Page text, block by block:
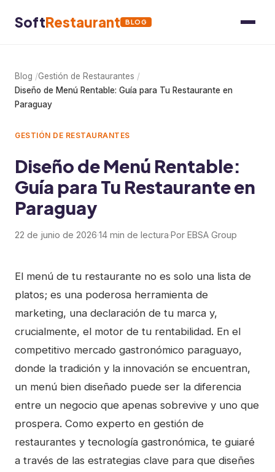
SoftRestaurant BLOG
Blog
Gestión de Restaurantes
Diseño de Menú Rentable: Guía para Tu Restaurante en
Paraguay
GESTIÓN DE RESTAURANTES
Diseño de Menú Rentable:
Guía para Tu Restaurante en
Paraguay
22 de junio de 2026·14 min de lectura·Por EBSA Group
El menú de tu restaurante no es solo una lista de
platos; es una poderosa herramienta de
marketing, una declaración de tu marca y,
crucialmente, el motor de tu rentabilidad. En el
competitivo mercado gastronómico paraguayo,
donde la tradición y la innovación se encuentran,
un menú bien diseñado puede ser la diferencia
entre un negocio que apenas sobrevive y uno que
prospera. Como experto en gestión de
restaurantes y tecnología gastronómica, te guiaré
a través de las estrategias clave para que diseñes